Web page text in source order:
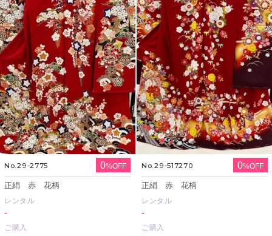
No.29-2775 0%OFF
正絹 赤 花柄
レンタル
-
ご購入
No.29-517270 0%OFF
正絹 赤 花柄
レンタル
-
ご購入